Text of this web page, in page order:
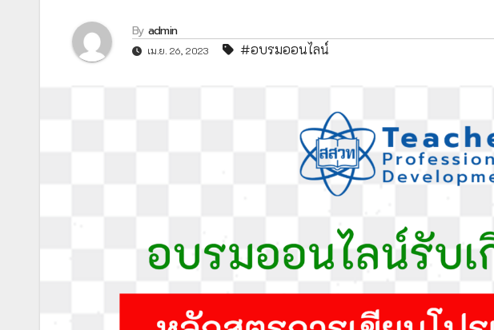
By admin
เม.ย. 26, 2023 #อบรมออนไลน์